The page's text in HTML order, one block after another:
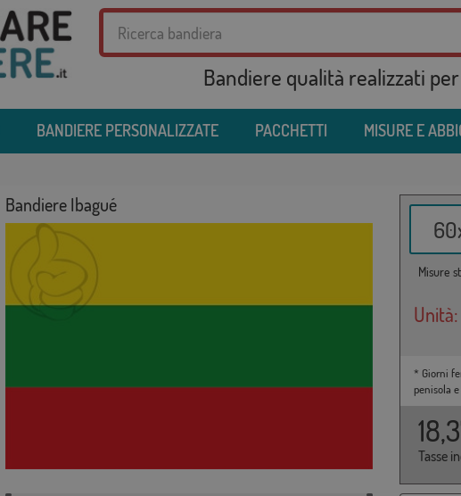
Bandiere qualità realizzati
BANDIERE PERSONALIZZATE PACCHETTI MISURE E
Bandiere Ibagué
Misure
Unità:
* Giorni
penisola
Tasse